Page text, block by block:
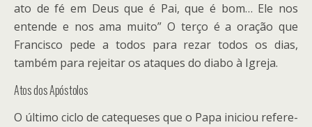
ato de fé em Deus que é Pai, que é bom… Ele nos
entende e nos ama muito” O terço é a oração que
Francisco pede a todos para rezar todos os dias,
também para rejeitar os ataques do diabo à Igreja.
Atos dos Apóstolos
O último ciclo de catequeses que o Papa iniciou refere-